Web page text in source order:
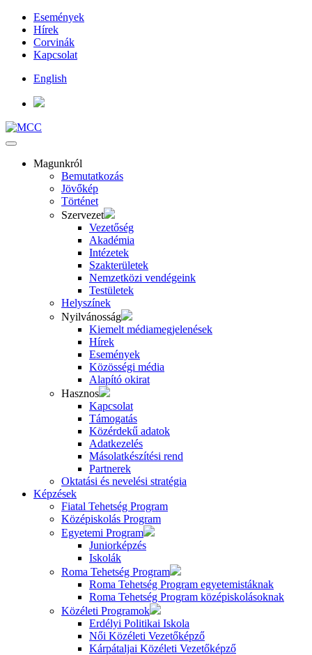
Események
Hírek
Corvinák
Kapcsolat
English
Magunkról
Bemutatkozás
Jövőkép
Történet
Szervezet
Vezetőség
Akadémia
Intézetek
Szakterületek
Nemzetközi vendégeink
Testületek
Helyszínek
Nyilvánosság
Kiemelt médiamegjelenések
Hírek
Események
Közösségi média
Alapító okirat
Hasznos
Kapcsolat
Támogatás
Közérdekű adatok
Adatkezelés
Másolatkészítési rend
Partnerek
Oktatási és nevelési stratégia
Képzések
Fiatal Tehetség Program
Középiskolás Program
Egyetemi Program
Juniorképzés
Iskolák
Roma Tehetség Program
Roma Tehetség Program egyetemistáknak
Roma Tehetség Program középiskolásoknak
Közéleti Programok
Erdélyi Politikai Iskola
Női Közéleti Vezetőképző
Kárpátaljai Közéleti Vezetőképző